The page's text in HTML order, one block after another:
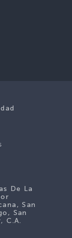
De La
San
San
C.A.